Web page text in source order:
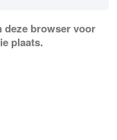
deze browser voor
plaats.